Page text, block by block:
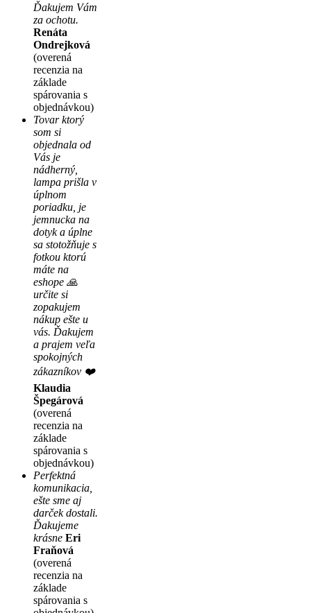
Ďakujem Vám
za ochotu.
Renáta
Ondrejková
(overená
recenzia na
základe
spárovania s
objednávkou)
Tovar ktorý
som si
objednala od
Vás je
nádherný,
lampa prišla v
úplnom
poriadku, je
jemnucka na
dotyk a úplne
sa stotožňuje s
fotkou ktorú
máte na
eshope 🙏
určite si
zopakujem
nákup ešte u
vás. Ďakujem
a prajem veľa
spokojných
zákazníkov ❤️
Klaudia
Špegárová
(overená
recenzia na
základe
spárovania s
objednávkou)
Perfektná
komunikacia,
ešte sme aj
darček dostali.
Ďakujeme
krásne Eri
Fraňová
(overená
recenzia na
základe
spárovania s